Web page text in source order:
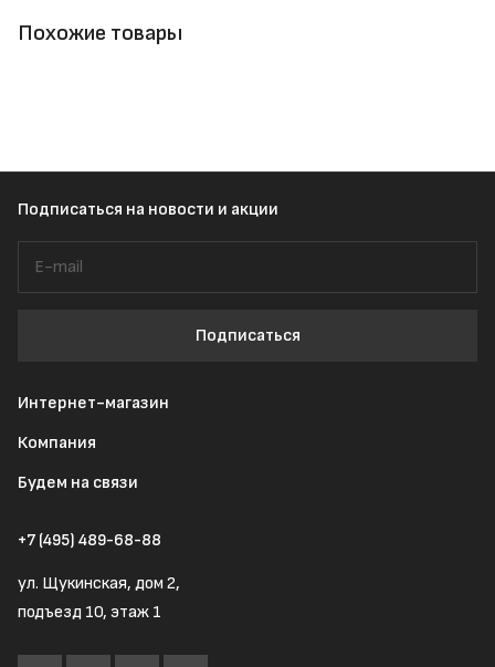
Похожие товары
Подписаться на новости и акции
Подписаться
Интернет-магазин
Компания
Будем на связи
+7 (495) 489-68-88
ул. Щукинская, дом 2,
подъезд 10, этаж 1